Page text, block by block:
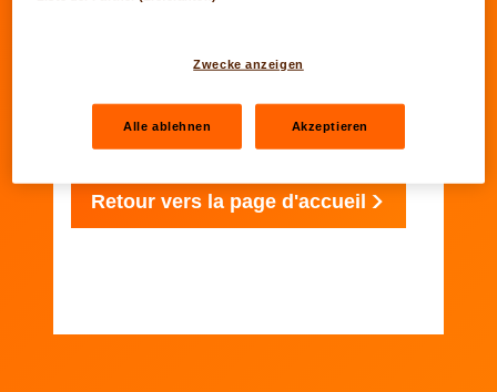
Votre participation a bien été prise en
Retour vers la page d'accueil
Zwecke anzeigen
Alle ablehnen Akzeptieren